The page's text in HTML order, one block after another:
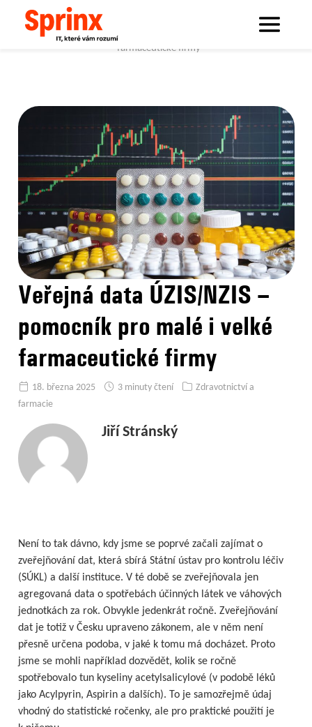
Sprinx.com
Veřejná data ÚZIS/NZIS – pomocník pro malé i velké
farmaceutické firmy
Veřejná data ÚZIS/NZIS –
pomocník pro malé i velké
farmaceutické firmy
18. března 2025 3 minuty čtení
Zdravotnictví a
farmacie
Jiří Stránský
Není to tak dávno, kdy jsme se poprvé začali zajímat o
zveřejňování dat, která sbírá Státní ústav pro kontrolu léčiv
(SÚKL) a další instituce. V té době se zveřejňovala jen
agregovaná data o spotřebách účinných látek ve váhových
jednotkách za rok. Obvykle jedenkrát ročně. Zveřejňování
dat je totiž v Česku upraveno zákonem, ale v něm není
přesně určena podoba, v jaké k tomu má docházet. Proto
jsme se mohli například dozvědět, kolik se ročně
spotřebovalo tun kyseliny acetylsalicylové (v podobě léků
jako Acylpyrin, Aspirin a dalších). To je samozřejmě údaj
vhodný do statistické ročenky, ale pro praktické použití je